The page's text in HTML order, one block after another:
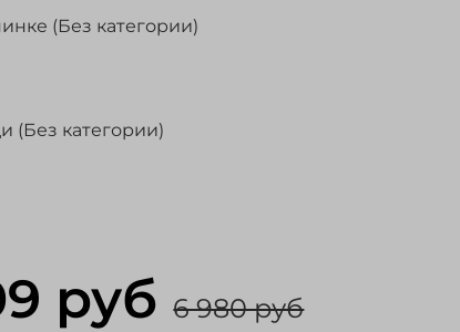
(Без категории)
(Без категории)
руб 6 980 руб